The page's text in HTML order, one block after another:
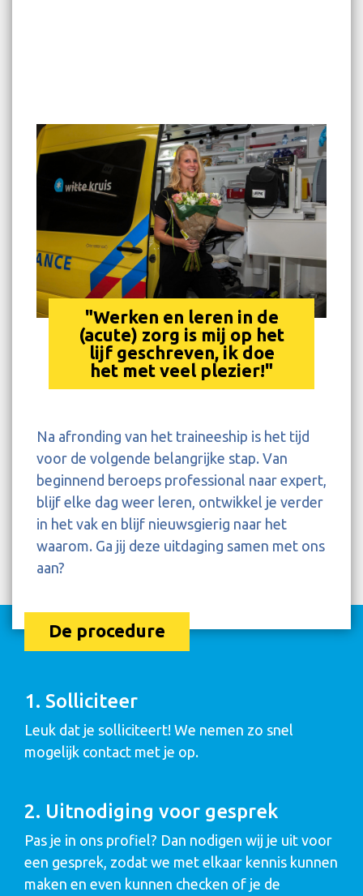
"Werken en leren in de
(acute) zorg is mij op het
lijf geschreven, ik doe
het met veel plezier!"
Na afronding van het traineeship is het tijd
voor de volgende belangrijke stap. Van
beginnend beroeps professional naar expert,
blijf elke dag weer leren, ontwikkel je verder
in het vak en blijf nieuwsgierig naar het
waarom. Ga jij deze uitdaging samen met ons
aan?
De procedure
1. Solliciteer
Leuk dat je solliciteert! We nemen zo snel
mogelijk contact met je op.
2. Uitnodiging voor gesprek
Pas je in ons profiel? Dan nodigen wij je uit voor
een gesprek, zodat we met elkaar kennis kunnen
maken en even kunnen checken of je de